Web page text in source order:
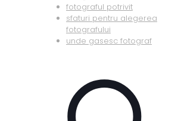
fotograful potrivit
sfaturi pentru alegerea
fotografului
unde gasesc fotograf